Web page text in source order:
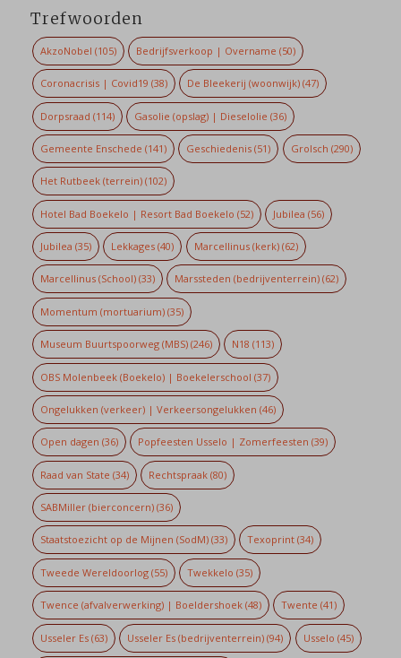
Trefwoorden
AkzoNobel (105) Bedrijfsverkoop | Overname (50)
Coronacrisis | Covid19 (38) De Bleekerij (woonwijk) (47)
Dorpsraad (114) Gasolie (opslag) | Dieselolie (36)
Gemeente Enschede (141) Geschiedenis (51) Grolsch (290)
Het Rutbeek (terrein)(102)
Hotel Bad Boekelo | Resort Bad Boekelo (52) Jubilea (56)
Jubilea (35) Lekkages (40) Marcellinus (kerk)(62)
Marcellinus (School)(33) Marssteden (bedrijventerrein) (62)
Momentum (mortuarium)(35)
Museum Buurtspoorweg (MBS)(246) N18 (113)
OBS Molenbeek (Boekelo) | Boekelerschool (37)
Ongelukken (verkeer) | Verkeersongelukken (46)
Open dagen (36) Popfeesten Usselo | Zomerfeesten (39)
Raad van State (34) Rechtspraak (80)
SABMiller (bierconcern)(36)
Staatstoezicht op de Mijnen (SodM)(33) Texoprint (34)
Tweede Wereldoorlog(55) Twekkelo (35)
Twence (afvalverwerking) | Boeldershoek(48) Twente (41)
Usseler Es(63) Usseler Es (bedrijventerrein) (94) Usselo (45)